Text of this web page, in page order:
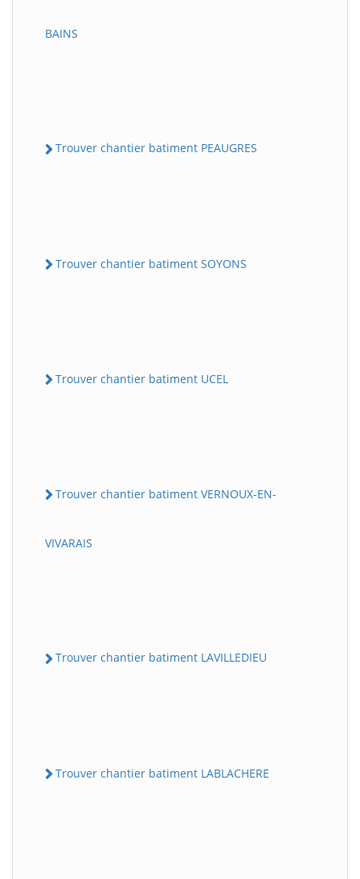
BAINS
Trouver chantier batiment PEAUGRES
Trouver chantier batiment SOYONS
Trouver chantier batiment UCEL
Trouver chantier batiment VERNOUX-EN-
VIVARAIS
Trouver chantier batiment LAVILLEDIEU
Trouver chantier batiment LABLACHERE